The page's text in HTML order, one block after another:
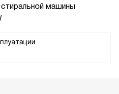
машины